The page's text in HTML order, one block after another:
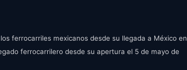
n
g
ferrocarriles mexicanos desde su llegada a México en
ferrocarrilero desde su apertura el 5 de mayo de